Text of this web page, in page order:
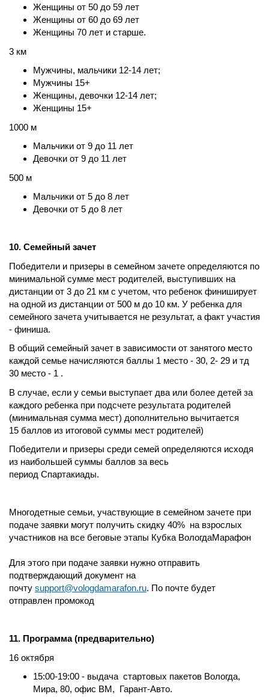
Женщины от 50 до 59 лет
Женщины от 60 до 69 лет
Женщины 70 лет и старше.
3 км
Мужчины, мальчики 12-14 лет;
Мужчины 15+
Женщины, девочки 12-14 лет;
Женщины 15+
1000 м
Мальчики от 9 до 11 лет
Девочки от 9 до 11 лет
500 м
Мальчики от 5 до 8 лет
Девочки от 5 до 8 лет
10. Семейный зачет
Победители и призеры в семейном зачете определяются по
минимальной сумме мест родителей, выступивших на
дистанции от 3 до 21 км с учетом, что ребенок финиширует
на одной из дистанции от 500 м до 10 км. У ребенка для
семейного зачета учитывается не результат, а факт участия
- финиша.
В общий семейный зачет в зависимости от занятого место
каждой семье начисляются баллы 1 место - 30, 2- 29 и тд
30 место - 1 .
В случае, если у семьи выступает два или более детей за
каждого ребенка при подсчете результата родителей
(минимальная сумма мест) дополнительно вычитается
15 баллов из итоговой суммы мест родителей)
Победители и призеры среди семей определяются исходя
из наибольшей суммы баллов за весь
период Спартакиады.
Многодетные семьи, участвующие в семейном зачете при
подаче заявки могут получить скидку 40% на взрослых
участников на все беговые этапы Кубка ВологдаМарафон
Для этого при подаче заявки нужно отправить
подтверждающий документ на
почту support@vologdamarafon.ru. По почте будет
отправлен промокод
11. Программа (предварительно)
16 октября
15:00-19:00 - выдача стартовых пакетов Вологда,
Мира, 80, офис ВМ, Гарант-Авто.